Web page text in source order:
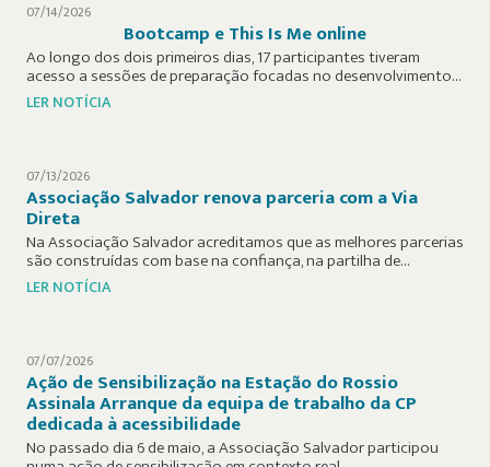
07/14/2026
Bootcamp e This Is Me online
Ao longo dos dois primeiros dias, 17 participantes tiveram
acesso a sessões de preparação focadas no desenvolvimento…
LER NOTÍCIA
07/13/2026
Associação Salvador renova parceria com a Via
Direta
Na Associação Salvador acreditamos que as melhores parcerias
são construídas com base na confiança, na partilha de…
LER NOTÍCIA
07/07/2026
Ação de Sensibilização na Estação do Rossio
Assinala Arranque da equipa de trabalho da CP
dedicada à acessibilidade
No passado dia 6 de maio, a Associação Salvador participou